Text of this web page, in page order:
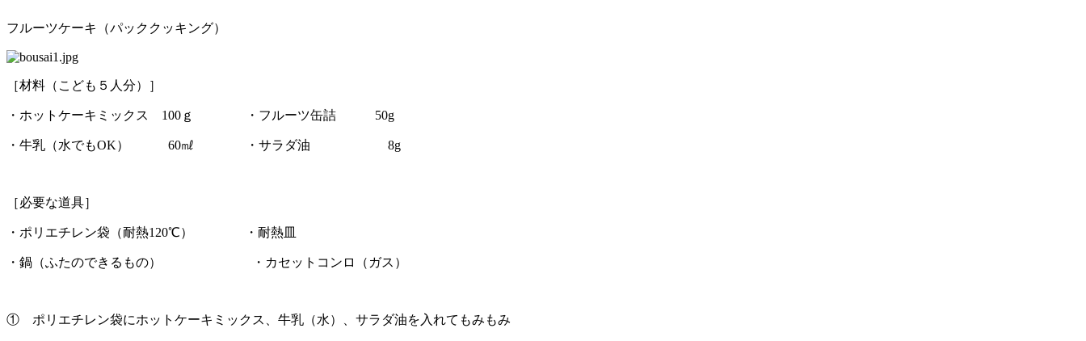
フルーツケーキ（パッククッキング）
［材料（こども５人分）］
・ホットケーキミックス 100ｇ ・フルーツ缶詰 50g
・牛乳（水でもOK） 60㎖ ・サラダ油 8g
［必要な道具］
・ポリエチレン袋（耐熱120℃） ・耐熱皿
・鍋（ふたのできるもの） ・カセットコンロ（ガス）
① ポリエチレン袋にホットケーキミックス、牛乳（水）、サラダ油を入れてもみもみ